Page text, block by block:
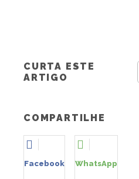
CURTA ESTE
ARTIGO
COMPARTILHE
Facebook WhatsApp